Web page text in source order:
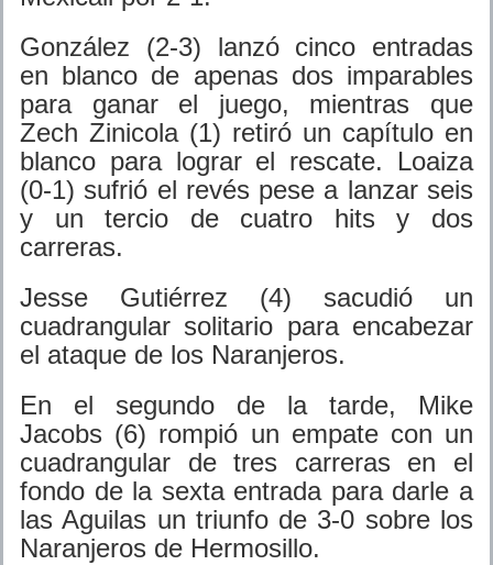
González (2-3) lanzó cinco entradas
en blanco de apenas dos imparables
para ganar el juego, mientras que
Zech Zinicola (1) retiró un capítulo en
blanco para lograr el rescate. Loaiza
(0-1) sufrió el revés pese a lanzar seis
y un tercio de cuatro hits y dos
carreras.
Jesse Gutiérrez (4) sacudió un
cuadrangular solitario para encabezar
el ataque de los Naranjeros.
En el segundo de la tarde, Mike
Jacobs (6) rompió un empate con un
cuadrangular de tres carreras en el
fondo de la sexta entrada para darle a
las Aguilas un triunfo de 3-0 sobre los
Naranjeros de Hermosillo.